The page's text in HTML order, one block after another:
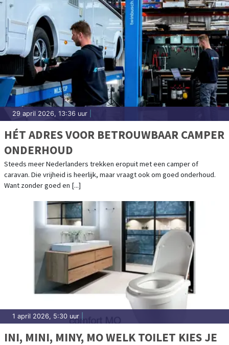
29 april 2026, 13:36 uur
HÉT ADRES VOOR BETROUWBAAR CAMPER
ONDERHOUD
Steeds meer Nederlanders trekken eropuit met een camper of
caravan. Die vrijheid is heerlijk, maar vraagt ook om goed onderhoud.
Want zonder goed en [...]
1 april 2026, 5:30 uur
INI, MINI, MINY, MO WELK TOILET KIES JE